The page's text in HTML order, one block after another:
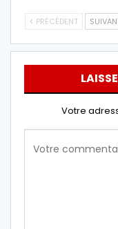
PRÉCÉDENT
Votre